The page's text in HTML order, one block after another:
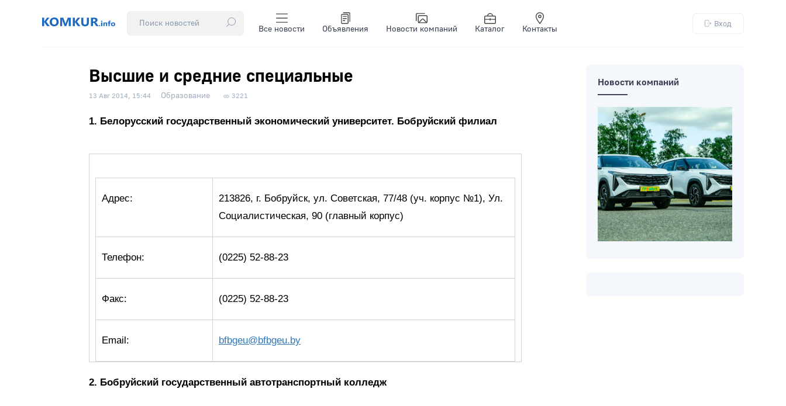
Все новости Объявления Новости компаний Каталог Контакты
Вход
Высшие и средние специальные
13 Авг 2014, 15:44 Образование 3221
1. Белорусский государственный экономический университет. Бобруйский филиал
Адрес:
213826, г. Бобруйск, ул. Советская, 77/48 (уч. корпус №1), Ул.
Социалистическая, 90 (главный корпус)
Телефон: (0225) 52-88-23
Факс: (0225) 52-88-23
Email: bfbgeu@bfbgeu.by
2. Бобруйский государственный автотранспортный колледж
Новости компаний